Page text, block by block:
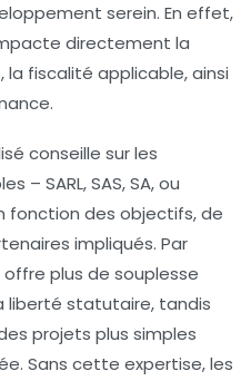
serein. En effet,
directement la
fiscalité applicable, ainsi
conseille sur les
– SARL, SAS, SA, ou
fonction des objectifs, de
impliqués. Par
plus de souplesse
liberté statutaire, tandis
projets plus simples
Sans cette expertise, les